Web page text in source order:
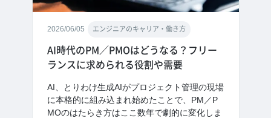
2026/06/05 エンジニアのキャリア・働き方
AI時代のPM／PMOはどうなる？フリー
ランスに求められる役割や需要
AI、とりわけ生成AIがプロジェクト管理の現場
に本格的に組み込まれ始めたことで、PM／P
MOのはたらき方はここ数年で劇的に変化しま